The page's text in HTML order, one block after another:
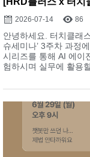
2026-07-14 86
안녕하세요. 터치클래
슈세미나’ 3주차 과정
시리즈를 통해 AI 에이
험하시며 실무에 활용